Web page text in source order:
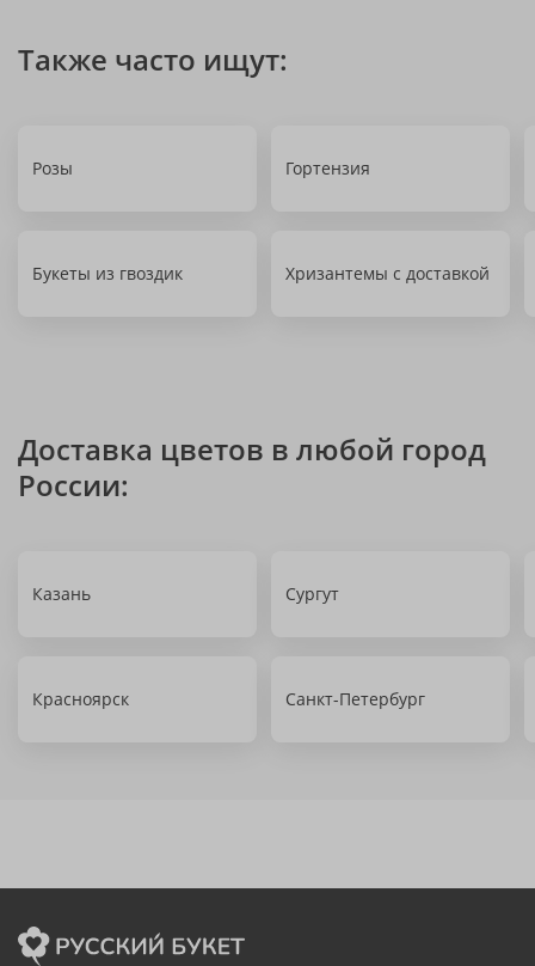
Также часто ищут:
Розы Гортензия
Букеты из гвоздик Хризантемы с доставкой
Доставка цветов в любой город
России:
Казань Сургут
Красноярск Санкт-Петербург